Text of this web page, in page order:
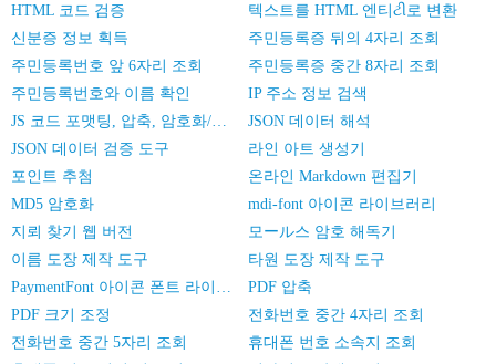
HTML 코드 검증
텍스트를 HTML 엔티ટી로 변환
신분증 정보 획득
주민등록증 뒤의 4자리 조회
주민등록번호 앞 6자리 조회
주민등록증 중간 8자리 조회
주민등록번호와 이름 확인
IP 주소 정보 검색
JS 코드 포맷팅, 압축, 암호화/난독화
JSON 데이터 해석
JSON 데이터 검증 도구
라인 아트 생성기
포인트 추첨
온라인 Markdown 편집기
MD5 암호화
mdi-font 아이콘 라이브러리
지뢰 찾기 웹 버전
모ール스 암호 해독기
이름 도장 제작 도구
타원 도장 제작 도구
PaymentFont 아이콘 폰트 라이브러리
PDF 압축
PDF 크기 조정
전화번호 중간 4자리 조회
전화번호 중간 5자리 조회
휴대폰 번호 소속지 조회